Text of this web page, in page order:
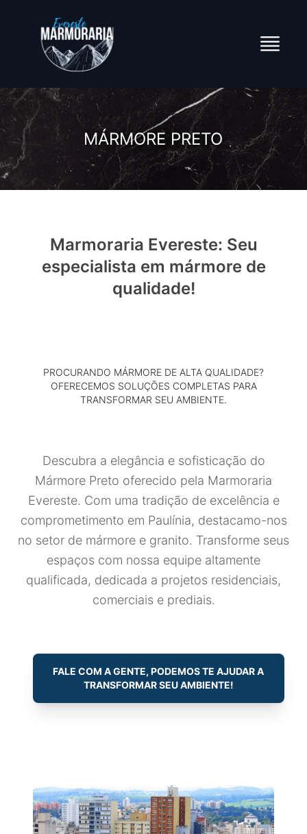
MÁRMORE PRETO
Marmoraria Evereste: Seu
especialista em mármore de
qualidade!
PROCURANDO MÁRMORE DE ALTA QUALIDADE?
OFERECEMOS SOLUÇÕES COMPLETAS PARA
TRANSFORMAR SEU AMBIENTE.
Descubra a elegância e sofisticação do
Mármore Preto oferecido pela Marmoraria
Evereste. Com uma tradição de excelência e
comprometimento em Paulínia, destacamo-nos
no setor de mármore e granito. Transforme seus
espaços com nossa equipe altamente
qualificada, dedicada a projetos residenciais,
comerciais e prediais.
FALE COM A GENTE, PODEMOS TE AJUDAR A
TRANSFORMAR SEU AMBIENTE!